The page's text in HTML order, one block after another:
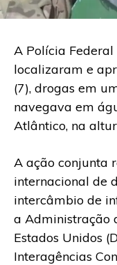
A Polícia
localizaram e
(7), drogas em
navegava em
Atlântico, na
A ação conjunta
internacional de
intercâmbio de
a Administração
Estados Unidos
Interagências